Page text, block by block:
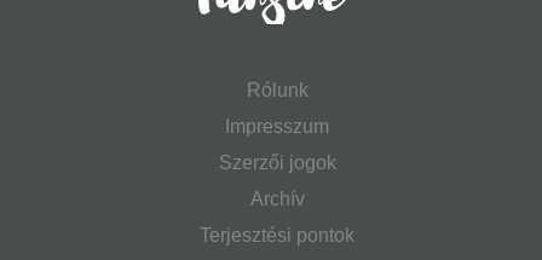
Rólunk
Impresszum
Szerzői jogok
Archív
Terjesztési pontok